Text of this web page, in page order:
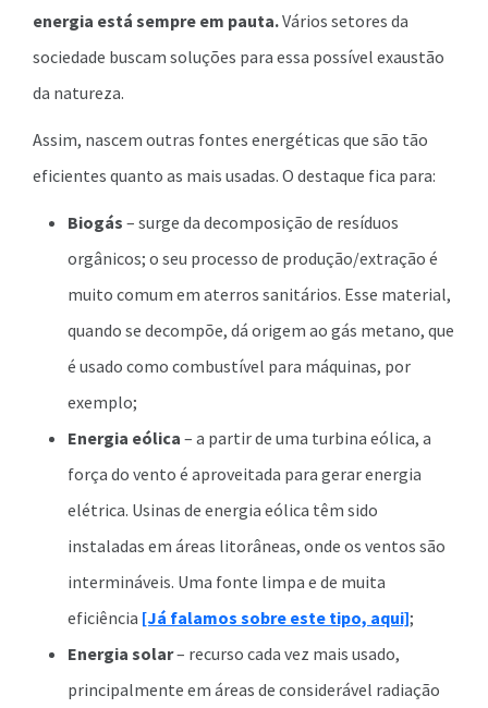
energia está sempre em pauta.Vários setores da
sociedade buscam soluções para essa possível exaustão
da natureza.
Assim, nascem outras fontes energéticas que são tão
eficientes quanto as mais usadas. O destaque fica para:
Biogás – surge da decomposição de resíduos
orgânicos; o seu processo de produção/extração é
muito comum em aterros sanitários. Esse material,
quando se decompõe, dá origem ao gás metano, que
é usado como combustível para máquinas, por
exemplo;
Energia eólica – a partir de uma turbina eólica, a
força do vento é aproveitada para gerar energia
elétrica. Usinas de energia eólica têm sido
instaladas em áreas litorâneas, onde os ventos são
intermináveis. Uma fonte limpa e de muita
eficiência [Já falamos sobre este tipo, aqui];
Energia solar– recurso cada vez mais usado,
principalmente em áreas de considerável radiação